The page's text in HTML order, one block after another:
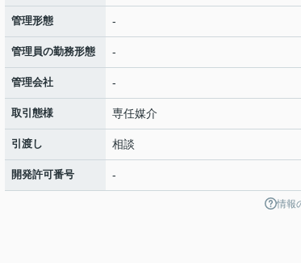
管理形態 -
管理員の勤務形態 -
管理会社 -
取引態様 専任媒介
引渡し 相談
開発許可番号 -
情報